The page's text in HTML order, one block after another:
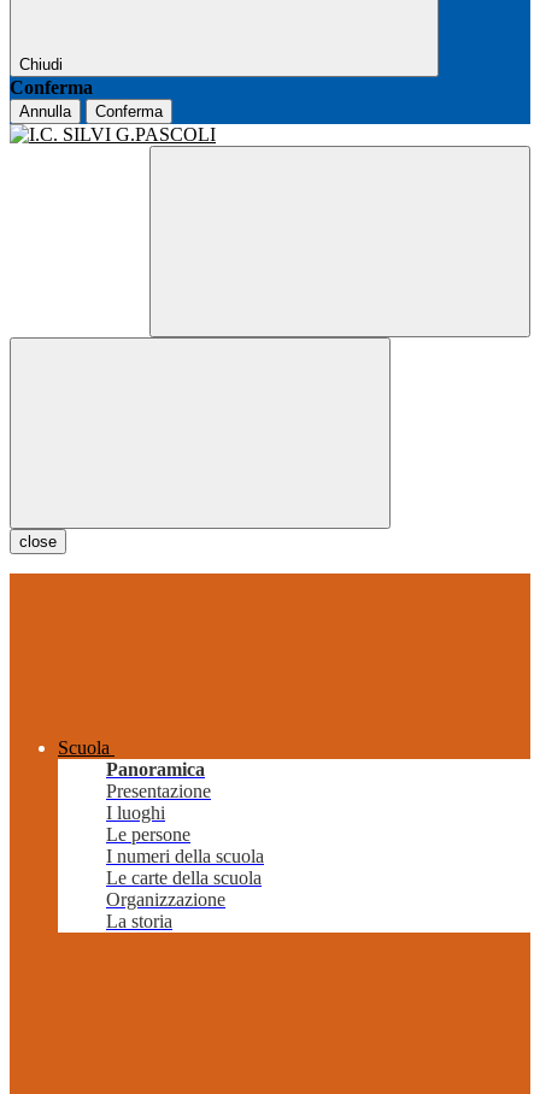
Chiudi
Conferma
Annulla Conferma
close
Scuola
Panoramica
Presentazione
I luoghi
Le persone
I numeri della scuola
Le carte della scuola
Organizzazione
La storia